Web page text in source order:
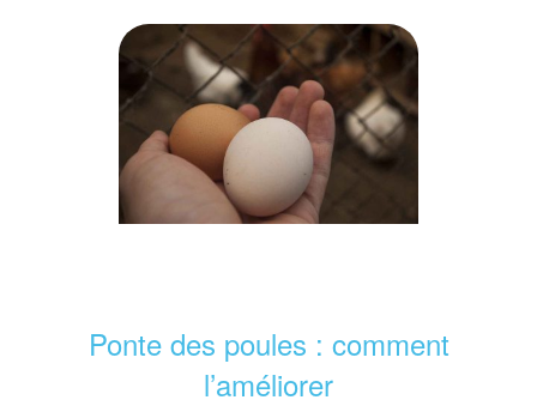
Ponte des poules : comment
l’améliorer